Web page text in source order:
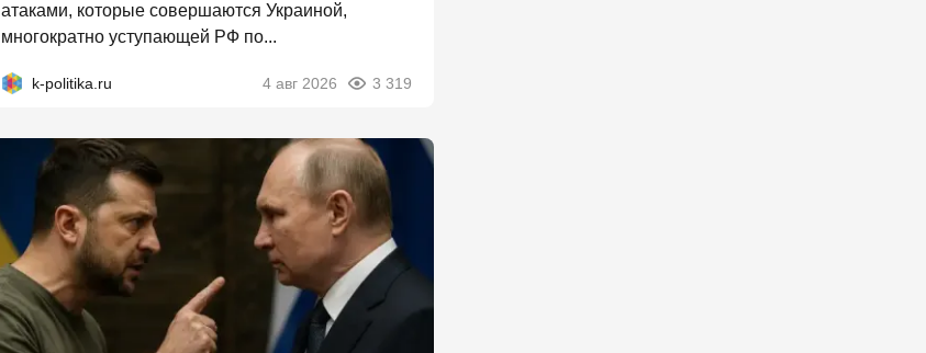
атаками, которые совершаются Украиной,
многократно уступающей РФ по...
k-politika.ru 4 авг 2026 3 319